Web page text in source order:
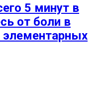
5 минут в
от боли в